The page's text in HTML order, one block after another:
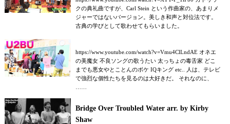
クの典礼曲ですが、Carl Stein という作曲家の、あまりメ
ジャーではないバージョン。美しき和声と対位法です。
古典の学びとして歌わせてもらいました。
https://www.youtube.com/watch?v=Vmu4ClLndAE オネエ
の美魔女 不良ソングの歌うたい 太っちょの毒舌家 どこ
までも悪女やとことんのボケ IQキング etc.. 人は、テレビ
で強烈な個性たちを見るのは大好きだ。 それなのに、
Bridge Over Troubled Water arr. by Kirby
Shaw